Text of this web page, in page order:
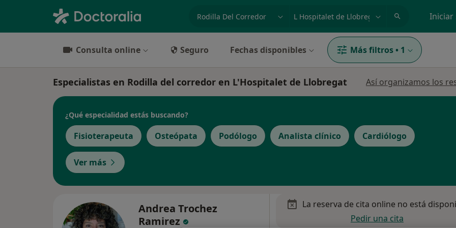
Iniciar
Consulta online Seguro Fechas disponibles Más filtros • 1
Especialistas en Rodilla del corredor en L'Hospitalet de Llobregat Así organizamos los
¿Qué especialidad estás buscando?
Fisioterapeuta Osteópata Podólogo Analista clínico Cardiólogo
Ver más
Andrea Trochez
Ramirez
La reserva de cita online no está
Pedir una cita